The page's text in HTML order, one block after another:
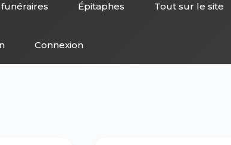
Épitaphes Tout sur le site
Connexion